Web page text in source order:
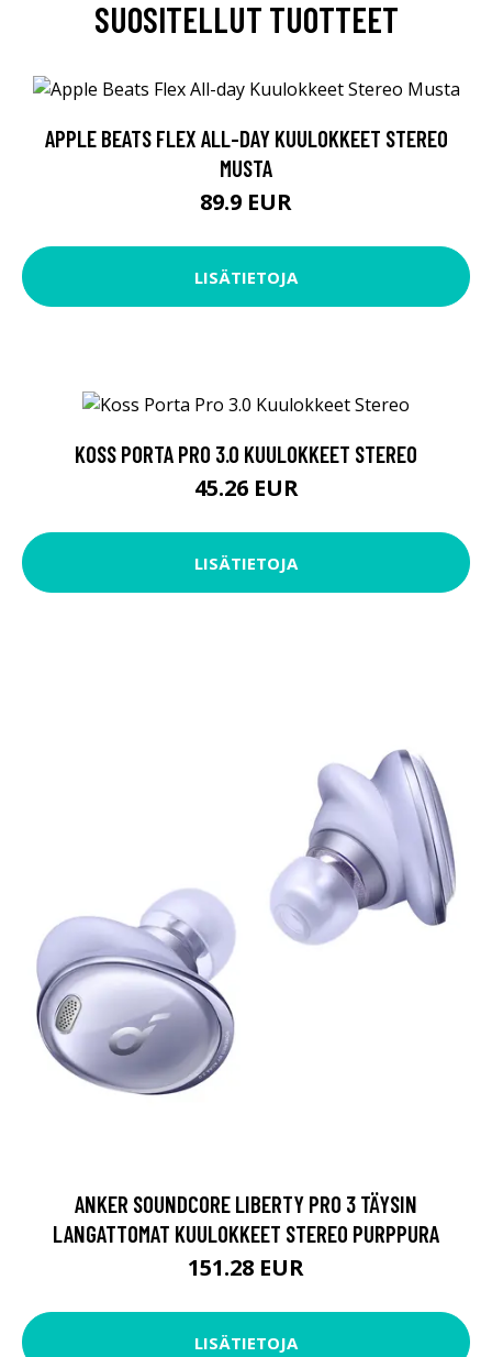
SUOSITELLUT TUOTTEET
APPLE BEATS FLEX ALL-DAY KUULOKKEET STEREO
MUSTA
89.9 EUR
LISÄTIETOJA
KOSS PORTA PRO 3.0 KUULOKKEET STEREO
45.26 EUR
LISÄTIETOJA
ANKER SOUNDCORE LIBERTY PRO 3 TÄYSIN
LANGATTOMAT KUULOKKEET STEREO PURPPURA
151.28 EUR
LISÄTIETOJA